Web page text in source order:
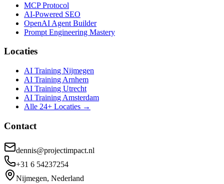
MCP Protocol
AI-Powered SEO
OpenAI Agent Builder
Prompt Engineering Mastery
Locaties
AI Training Nijmegen
AI Training Arnhem
AI Training Utrecht
AI Training Amsterdam
Alle 24+ Locaties →
Contact
dennis@projectimpact.nl
+31 6 54237254
Nijmegen, Nederland